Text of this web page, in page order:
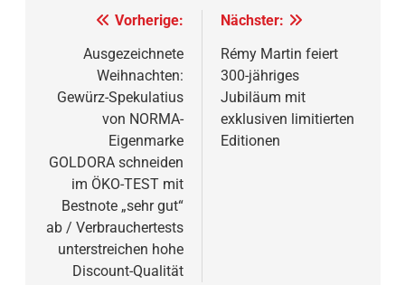
Beitragsnavigation
Vorherige:
Ausgezeichnete
Weihnachten:
Gewürz-Spekulatius
von NORMA-
Eigenmarke
GOLDORA schneiden
im ÖKO-TEST mit
Bestnote „sehr gut“
ab / Verbrauchertests
unterstreichen hohe
Discount-Qualität
Nächster:
Rémy Martin feiert
300-jähriges
Jubiläum mit
exklusiven limitierten
Editionen